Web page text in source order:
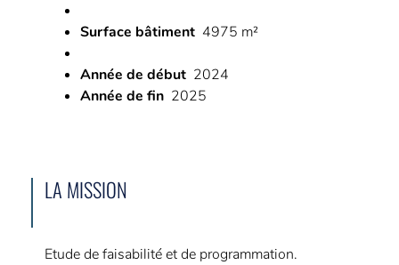
Surface bâtiment 4975 m²
Année de début 2024
Année de fin 2025
LA MISSION
Etude de faisabilité et de programmation.